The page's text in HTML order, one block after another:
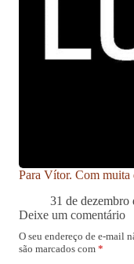
Para Vítor. Com muita
31 de dezembro
Deixe um comentário
O seu endereço de e-mail
são marcados com *